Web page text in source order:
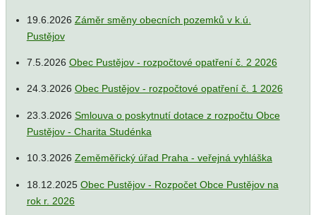
19.6.2026 Záměr směny obecních pozemků v k.ú.
Pustějov
7.5.2026 Obec Pustějov - rozpočtové opatření č. 2 2026
24.3.2026 Obec Pustějov - rozpočtové opatření č. 1 2026
23.3.2026 Smlouva o poskytnutí dotace z rozpočtu Obce
Pustějov - Charita Studénka
10.3.2026 Zeměměřický úřad Praha - veřejná vyhláška
18.12.2025 Obec Pustějov - Rozpočet Obce Pustějov na
rok r. 2026